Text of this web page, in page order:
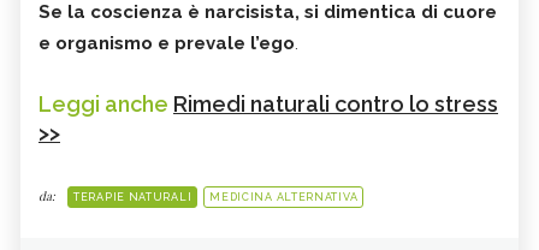
Se la coscienza è narcisista, si dimentica di cuore
e organismo e prevale l’ego.
Leggi anche Rimedi naturali contro lo stress
>>
da: TERAPIE NATURALI MEDICINA ALTERNATIVA